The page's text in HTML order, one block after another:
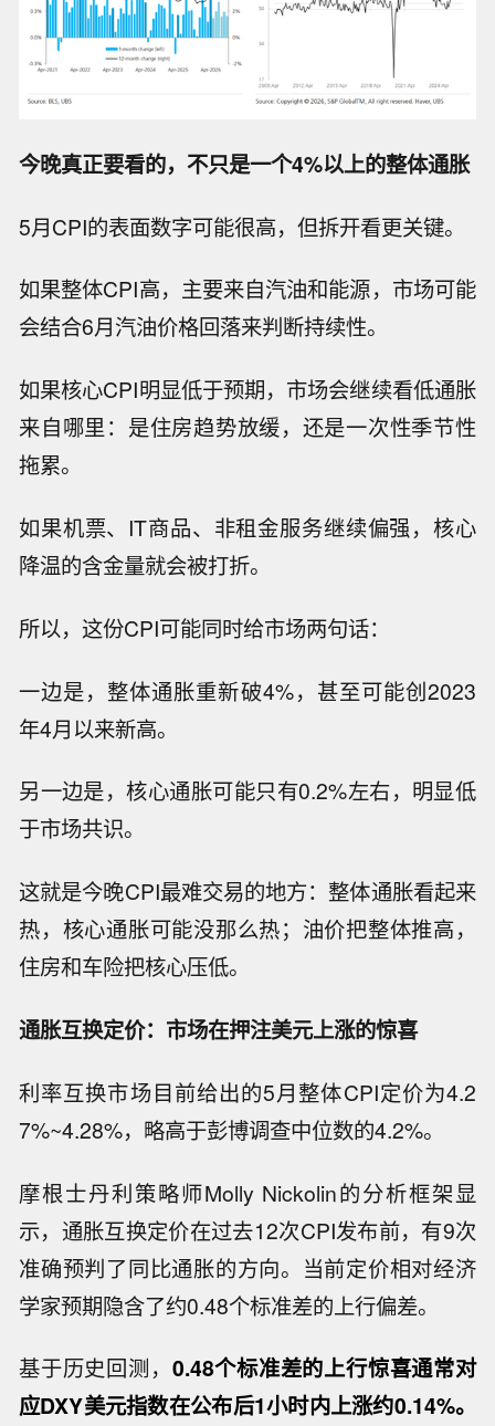
今晚真正要看的，不只是一个4%以上的整体通胀
5月CPI的表面数字可能很高，但拆开看更关键。
如果整体CPI高，主要来自汽油和能源，市场可能
会结合6月汽油价格回落来判断持续性。
如果核心CPI明显低于预期，市场会继续看低通胀
来自哪里：是住房趋势放缓，还是一次性季节性
拖累。
如果机票、IT商品、非租金服务继续偏强，核心
降温的含金量就会被打折。
所以，这份CPI可能同时给市场两句话：
一边是，整体通胀重新破4%，甚至可能创2023
年4月以来新高。
另一边是，核心通胀可能只有0.2%左右，明显低
于市场共识。
这就是今晚CPI最难交易的地方：整体通胀看起来
热，核心通胀可能没那么热；油价把整体推高，
住房和车险把核心压低。
通胀互换定价：市场在押注美元上涨的惊喜
利率互换市场目前给出的5月整体CPI定价为4.2
7%~4.28%，略高于彭博调查中位数的4.2%。
摩根士丹利策略师Molly Nickolin的分析框架显
示，通胀互换定价在过去12次CPI发布前，有9次
准确预判了同比通胀的方向。当前定价相对经济
学家预期隐含了约0.48个标准差的上行偏差。
基于历史回测， 0.48个标准差的上行惊喜通常对
应DXY美元指数在公布后1小时内上涨约0.14%。